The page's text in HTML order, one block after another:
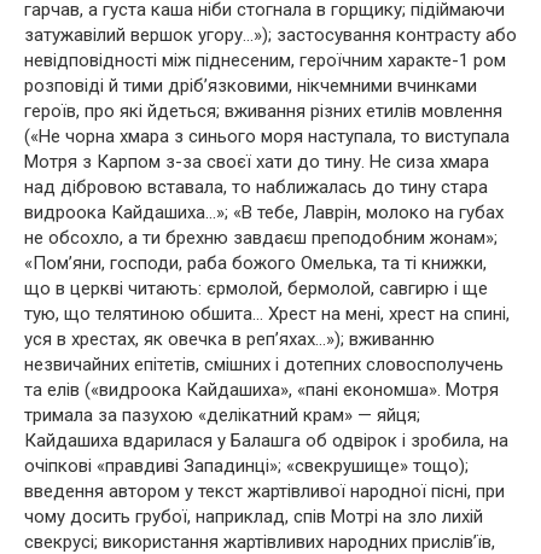
гарчав, а густа каша ніби стогнала в горщику; підіймаючи
затужавілий вершок угору…»); застосування контрасту або
невідповідності між піднесеним, героїчним характе-1 ром
розповіді й тими дріб’язковими, нікчемними вчинками
героїв, про які йдеться; вживання різних етилів мовлення
(«Не чорна хмара з синього моря наступала, то виступала
Мотря з Карпом з-за своєї хати до тину. Не сиза хмара
над дібровою вставала, то наближалась до тину стара
видроока Кайдашиха…»; «В тебе, Лаврін, молоко на губах
не обсохло, а ти брехню завдаєш преподобним жонам»;
«Пом’яни, господи, раба божого Омелька, та ті книжки,
що в церкві читають: єрмолой, бермолой, савгирю і ще
тую, що телятиною обшита… Хрест на мені, хрест на спині,
уся в хрестах, як овечка в реп’яхах…»); вживанню
незвичайних епітетів, смішних і дотепних словосполучень
та елів («видроока Кайдашиха», «пані економша». Мотря
тримала за пазухою «делікатний крам» — яйця;
Кайдашиха вдарилася у Балашга об одвірок і зробила, на
очіпкові «правдиві Западинці»; «свекрушище» тощо);
введення автором у текст жартівливої народної пісні, при
чому досить грубої, наприклад, спів Мотрі на зло лихій
свекрусі; використання жартівливих народних прислів’їв,